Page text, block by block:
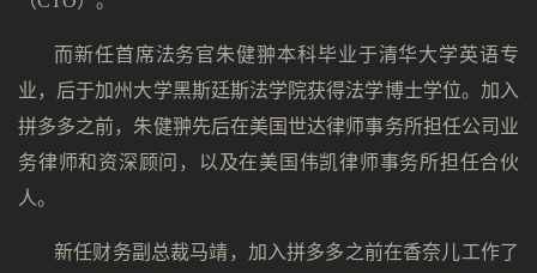
而新任首席法务官朱健翀本科毕业于清华大学英语专
业，后于加州大学黑斯廷斯法学院获得法学博士学位。加入
拼多多之前，朱健翀先后在美国世达律师事务所担任公司业
务律师和资深顾问，以及在美国伟凯律师事务所担任合伙
人。
新任财务副总裁马靖，加入拼多多之前在香奈儿工作了